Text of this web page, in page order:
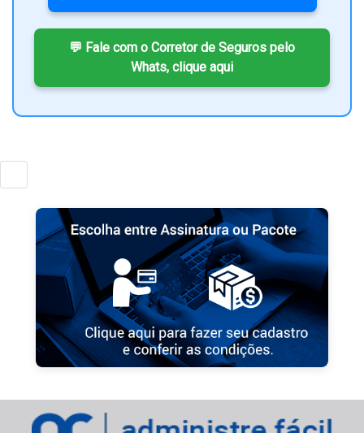
💬 Fale com o Corretor de Seguros pelo
Whats, clique aqui